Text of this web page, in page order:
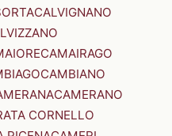
CALVIGNANO
CAMAIRAGO
CAMBIANO
CAMERANO
CORNELLO